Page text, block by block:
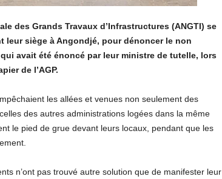
des Grands Travaux d’Infrastructures (ANGTI) se
siège à Angondjé, pour dénoncer le non
avait été énoncé par leur ministre de tutelle, lors
de l’AGP.
les allées et venues non seulement des
des autres administrations logées dans la même
le pied de grue devant leurs locaux, pendant que les
n’ont pas trouvé autre solution que de manifester leur